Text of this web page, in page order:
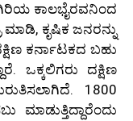
ಕಾಲಭೈರವನಿಂದ
ಕೃಷಿಕ ಜನರನ್ನು
ಕರ್ನಾಟಕದ ಬಹು
ಒಕ್ಕಲಿಗರು ದಕ್ಷಿಣ
1800
ಮಾಡುತ್ತಿದ್ದಾರೆಂದು